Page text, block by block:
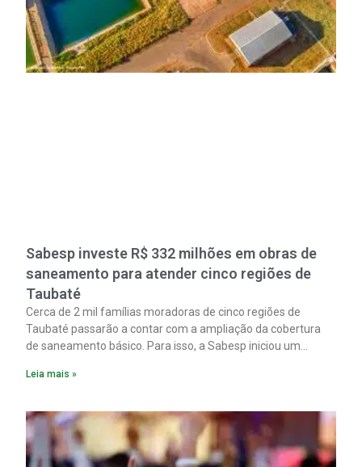
Sabesp investe R$ 332 milhões em obras de
saneamento para atender cinco regiões de
Taubaté
Cerca de 2 mil famílias moradoras de cinco regiões de
Taubaté passarão a contar com a ampliação da cobertura
de saneamento básico. Para isso, a Sabesp iniciou um
milhões.
Leia mais »